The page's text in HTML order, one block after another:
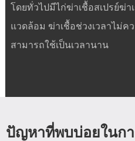
โดยทั่วไปมีไก่ฆ่าเชื้อสเปรย์ฆ่
แวดล้อม ฆ่าเชื้อช่วงเวลาไม่ค
สามารถใช้เป็นเวลานาน
ปัญหาที่พบบ่อยในกา